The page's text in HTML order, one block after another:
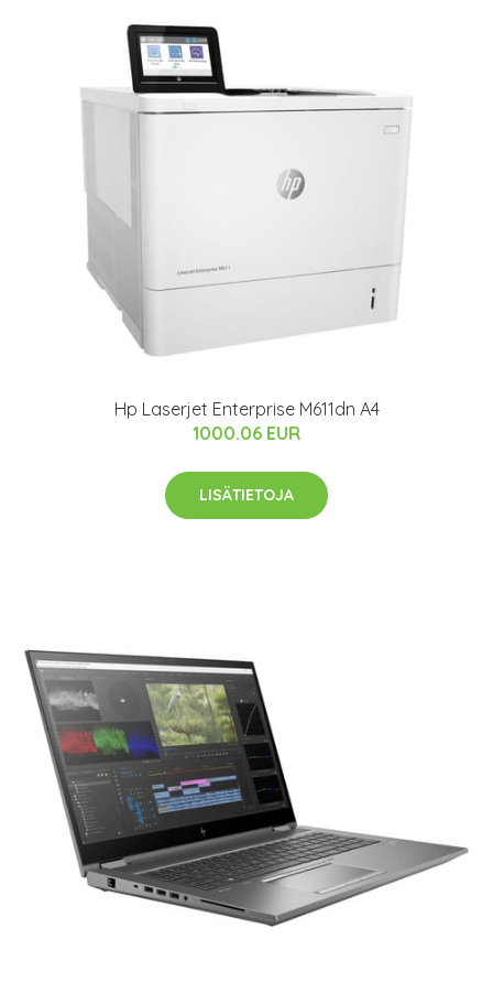
Hp Laserjet Enterprise M611dn A4
1000.06 EUR
LISÄTIETOJA